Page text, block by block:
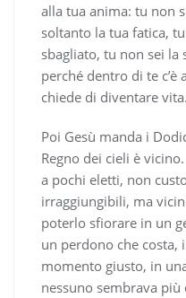
alla tua anima: tu non
soltanto la tua fatica,
sbagliato, tu non sei la
perché dentro di te
chiede di diventare vita.
Poi Gesù manda i
Regno dei cieli è
a pochi eletti, non
irraggiungibili, ma
poterlo sfiorare in un
un perdono che costa,
momento giusto, in
nessuno sembrava